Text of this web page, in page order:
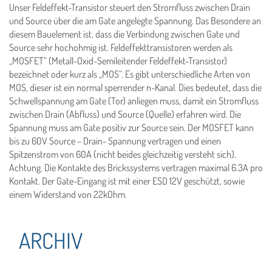
Unser Feldeffekt-Transistor steuert den Stromfluss zwischen Drain
und Source über die am Gate angelegte Spannung. Das Besondere an
diesem Bauelement ist, dass die Verbindung zwischen Gate und
Source sehr hochohmig ist. Feldeffekttransistoren werden als
„MOSFET“ (Metall-Oxid-Semileitender Feldeffekt-Transistor)
bezeichnet oder kurz als „MOS“. Es gibt unterschiedliche Arten von
MOS, dieser ist ein normal sperrender n-Kanal. Dies bedeutet, dass die
Schwellspannung am Gate (Tor) anliegen muss, damit ein Stromfluss
zwischen Drain (Abfluss) und Source (Quelle) erfahren wird. Die
Spannung muss am Gate positiv zur Source sein. Der MOSFET kann
bis zu 60V Source – Drain- Spannung vertragen und einen
Spitzenstrom von 60A (nicht beides gleichzeitig versteht sich).
Achtung. Die Kontakte des Brickssystems vertragen maximal 6.3A pro
Kontakt. Der Gate-Eingang ist mit einer ESD 12V geschützt, sowie
einem Widerstand von 22kOhm.
ARCHIV